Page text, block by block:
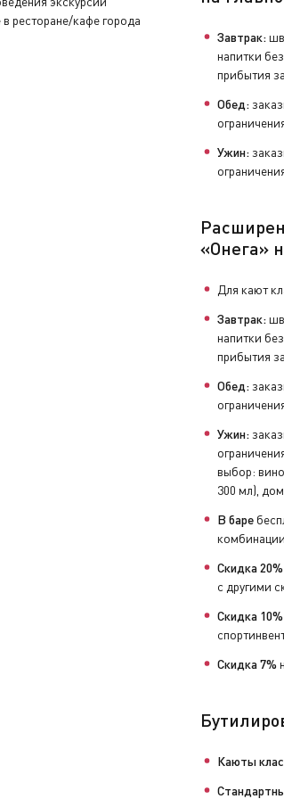
ресторане/кафе города
Завтрак:
напитки
прибытия
Обед:
Ужин:
«Онега»
Для кают
Завтрак:
напитки
прибытия
Обед:
Ужин:
выбор:
300 мл),
В баре
Скидка 20%
с другими
Скидка 10%
Скидка 7%
Каюты